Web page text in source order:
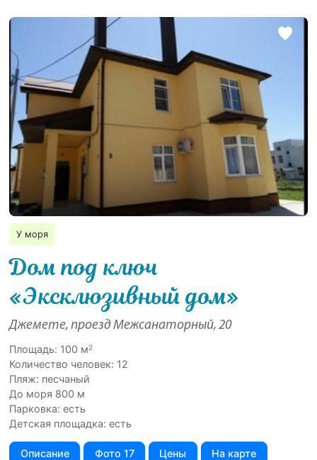
У моря
Дом под ключ
«Эксклюзивный дом»
Джемете, проезд Межсанаторный, 20
Площадь: 100 м2
Количество человек: 12
Пляж: песчаный
До моря 800 м
Парковка: есть
Детская площадка: есть
Описание Фото 17 Цены На карте